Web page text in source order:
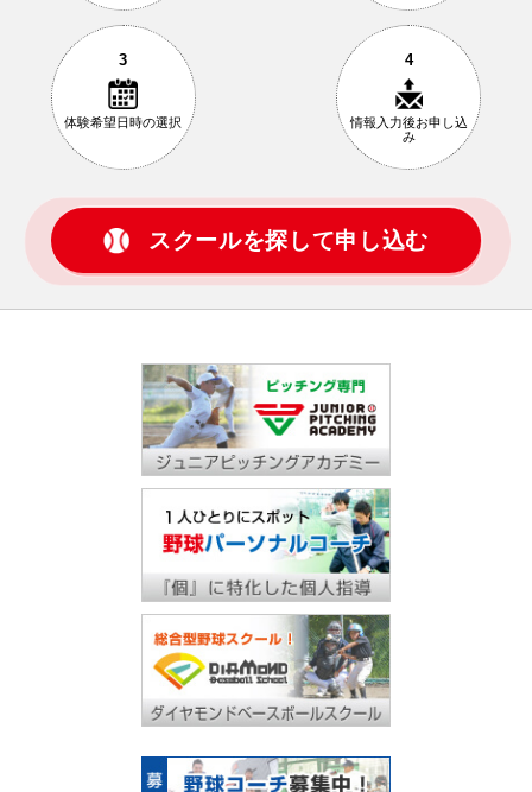
3
体験希望日時の選択
4
情報入力後お申し込
み
スクールを探して申し込む